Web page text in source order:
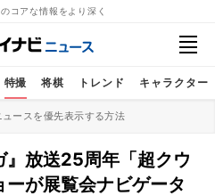
コアな情報をより深く
特撮 将棋 トレンド キャラクター
ースを優先表示する方法
』放送25周年「超クウ
が展覧会ナビゲータ